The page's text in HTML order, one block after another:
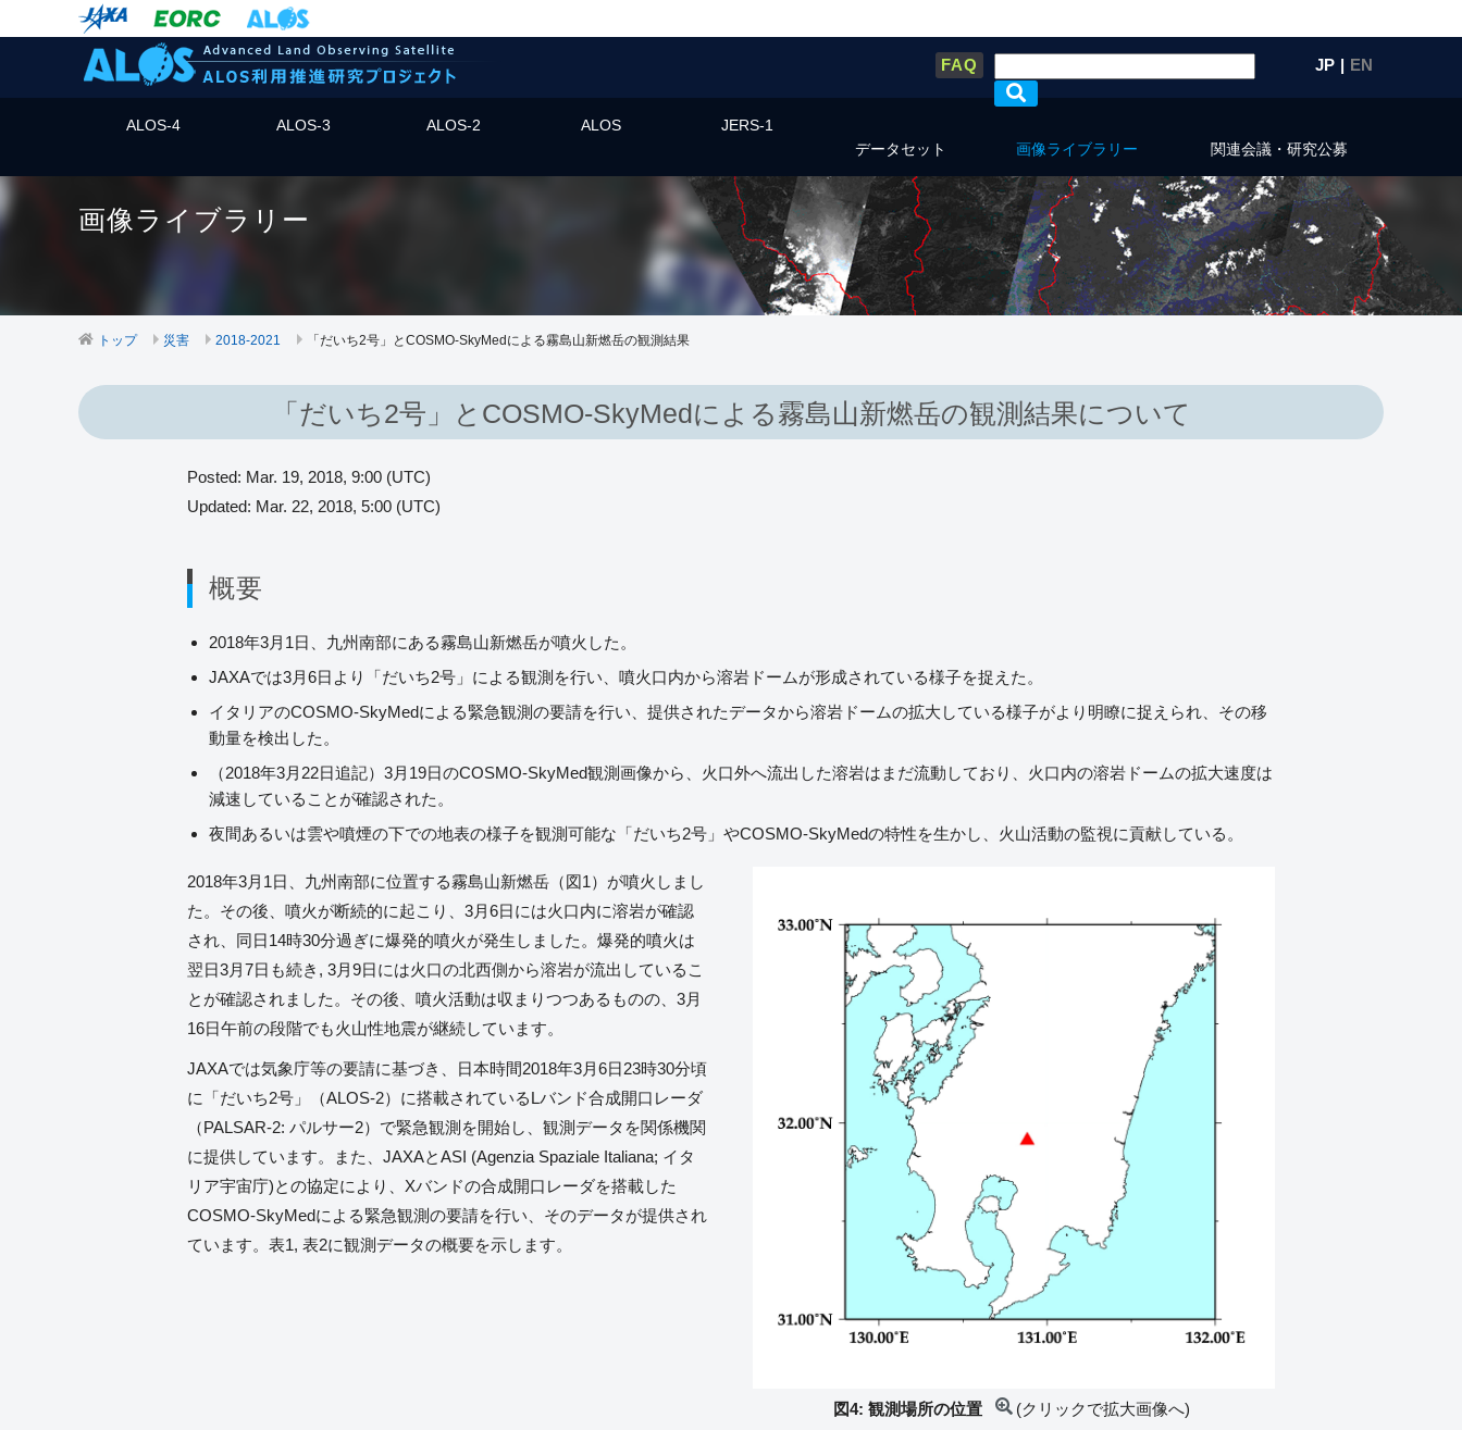
JP | EN
FAQ
ALOS-4 ALOS-3 ALOS-2 ALOS
JERS-1
データセット
画像ライブラリー 関連会議・研究公募
画像ライブラリー
トップ 災害 2018-2021 「だいち2号」とCOSMO-SkyMedによる霧島山新燃岳の観測結果
「だいち2号」とCOSMO-SkyMedによる霧島山新燃岳の観測結果について
Posted: Mar. 19, 2018, 9:00 (UTC)
Updated: Mar. 22, 2018, 5:00 (UTC)
概要
2018年3月1日、九州南部にある霧島山新燃岳が噴火した。
JAXAでは3月6日より「だいち2号」による観測を行い、噴火口内から溶岩ドームが形成されている様子を捉えた。
イタリアのCOSMO-SkyMedによる緊急観測の要請を行い、提供されたデータから溶岩ドームの拡大している様子がより明瞭に捉えられ、その移
動量を検出した。
（2018年3月22日追記）3月19日のCOSMO-SkyMed観測画像から、火口外へ流出した溶岩はまだ流動しており、火口内の溶岩ドームの拡大速度は
減速していることが確認された。
夜間あるいは雲や噴煙の下での地表の様子を観測可能な「だいち2号」やCOSMO-SkyMedの特性を生かし、火山活動の監視に貢献している。
2018年3月1日、九州南部に位置する霧島山新燃岳（図1）が噴火しまし
た。その後、噴火が断続的に起こり、3月6日には火口内に溶岩が確認
され、同日14時30分過ぎに爆発的噴火が発生しました。爆発的噴火は
翌日3月7日も続き, 3月9日には火口の北西側から溶岩が流出しているこ
とが確認されました。その後、噴火活動は収まりつつあるものの、3月
16日午前の段階でも火山性地震が継続しています。
JAXAでは気象庁等の要請に基づき、日本時間2018年3月6日23時30分頃
に「だいち2号」（ALOS-2）に搭載されているLバンド合成開口レーダ
（PALSAR-2: パルサー2）で緊急観測を開始し、観測データを関係機関
に提供しています。また、JAXAとASI (Agenzia Spaziale Italiana; イタ
リア宇宙庁)との協定により、Xバンドの合成開口レーダを搭載した
COSMO-SkyMedによる緊急観測の要請を行い、そのデータが提供され
ています。表1, 表2に観測データの概要を示します。
図4: 観測場所の位置
(クリックで拡大画像へ)